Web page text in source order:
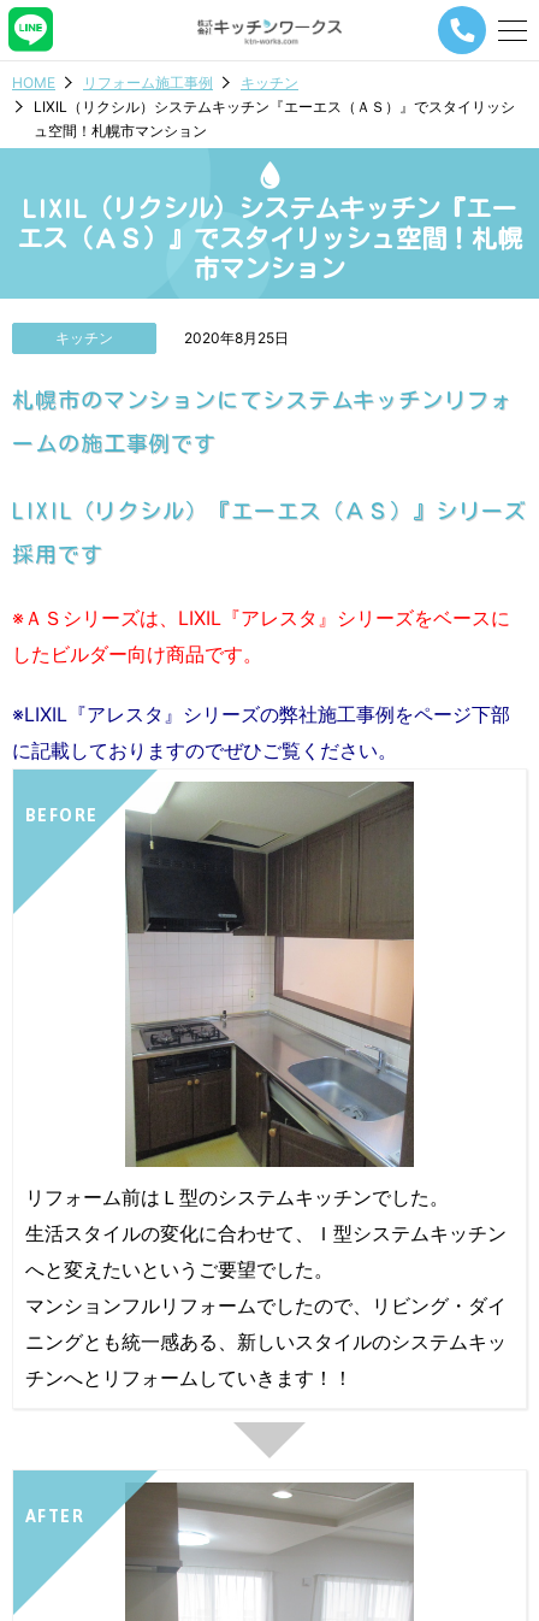
メ
ー
ビ
シ
ョ
ン
タ
HOME リフォーム施工事例
キッチン
LIXIL（リクシル）システムキッチン『エーエス（ＡＳ）』でスタイリッシ
ュ空間！札幌市マンション
LIXIL（リクシル）システムキッチン『エー
エス（ＡＳ）』でスタイリッシュ空間！札幌
市マンション
キッチン 2020年8月25日
札幌市のマンションにてシステムキッチンリフォ
ームの施工事例です
LIXIL（リクシル）『エーエス（ＡＳ）』シリーズ
採用です
※ＡＳシリーズは、LIXIL『アレスタ』シリーズをベースに
したビルダー向け商品です。
※LIXIL『アレスタ』シリーズの弊社施工事例をページ下部
に記載しておりますのでぜひご覧ください。
BEFORE
リフォーム前はＬ型のシステムキッチンでした。
生活スタイルの変化に合わせて、Ｉ型システムキッチン
へと変えたいというご要望でした。
マンションフルリフォームでしたので、リビング・ダイ
ニングとも統一感ある、新しいスタイルのシステムキッ
チンへとリフォームしていきます！！
AFTER